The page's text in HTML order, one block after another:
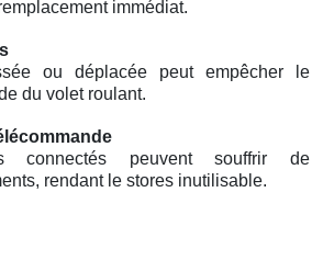
immédiat.
ou déplacée peut empêcher le
du volet roulant.
connectés peuvent souffrir de
rendant le stores inutilisable.